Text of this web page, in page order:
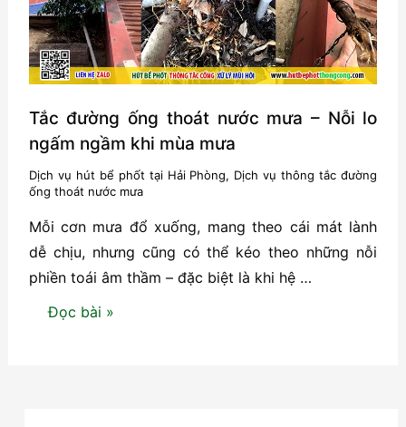
Tắc đường ống thoát nước mưa – Nỗi lo
ngấm ngầm khi mùa mưa
Dịch vụ hút bể phốt tại Hải Phòng, Dịch vụ thông tắc đường
ống thoát nước mưa
Mỗi cơn mưa đổ xuống, mang theo cái mát lành
dễ chịu, nhưng cũng có thể kéo theo những nỗi
phiền toái âm thầm – đặc biệt là khi hệ …
Tắc
Đọc bài »